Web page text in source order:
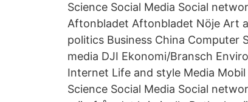
Science Social Media Social
Aftonbladet Aftonbladet Nöje Art
politics Business China Computer
media DJI Ekonomi/Bransch
Internet Life and style Media
Science Social Media Social